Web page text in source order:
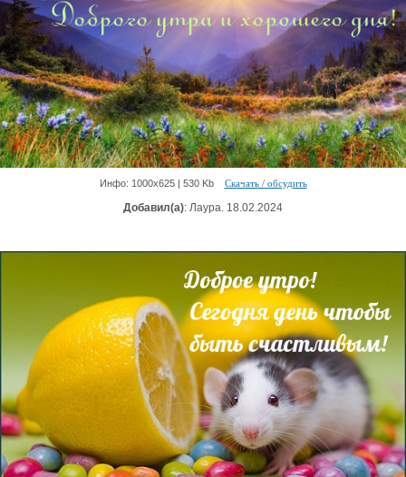
Инфо: 1000х625 | 530 Kb Скачать / обсудить
Добавил(а): Лаура. 18.02.2024